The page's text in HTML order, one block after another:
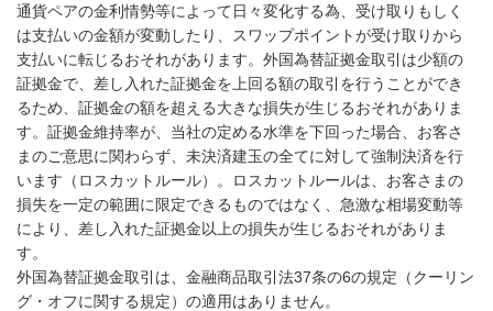
通貨ペアの金利情勢等によって日々変化する為、受け取りもしく
は支払いの金額が変動したり、スワップポイントが受け取りから
支払いに転じるおそれがあります。外国為替証拠金取引は少額の
証拠金で、差し入れた証拠金を上回る額の取引を行うことができ
るため、証拠金の額を超える大きな損失が生じるおそれがありま
す。証拠金維持率が、当社の定める水準を下回った場合、お客さ
まのご意思に関わらず、未決済建玉の全てに対して強制決済を行
います（ロスカットルール）。ロスカットルールは、お客さまの
損失を一定の範囲に限定できるものではなく、急激な相場変動等
により、差し入れた証拠金以上の損失が生じるおそれがありま
す。
外国為替証拠金取引は、金融商品取引法37条の6の規定（クーリン
グ・オフに関する規定）の適用はありません。